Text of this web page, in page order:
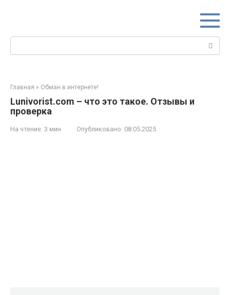
Поиск:
Главная » Обман в интернете!
Lunivorist.com – что это такое. Отзывы и
проверка
На чтение: 3 мин Опубликовано: 08.05.2025